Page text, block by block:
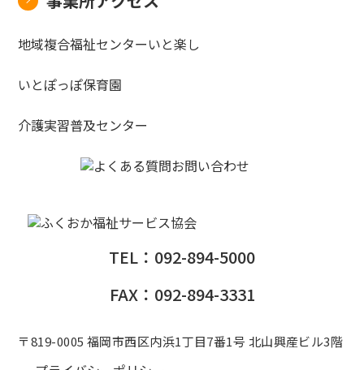
地域複合福祉センターいと楽し
いとぽっぽ保育園
介護実習普及センター
TEL：092-894-5000
FAX：092-894-3331
〒819-0005 福岡市西区内浜1丁目7番1号 北山興産ビル3階